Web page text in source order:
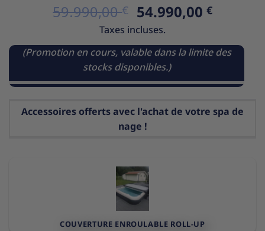
5 basé sur
notations
59.990,00€ Le
prix
initial
était :
59.990,00 €.
54.990,00 €Le
est :
Taxes incluses.
(Promotion en cours, valable dans la limite des
stocks disponibles.)
Accessoires offerts avec l'achat de votre spa de
nage !
COUVERTURE ENROULABLE ROLL-UP